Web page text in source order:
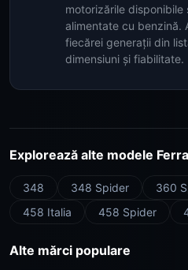
motorizările
alimentate cu benzină.
fiecărei generații din
dimensiuni și fiabilitate.
Explorează alte modele
348 348 Spider 360
458 Italia
458 Spider
Alte mărci populare